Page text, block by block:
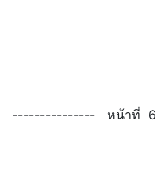
--------------- หน้าที่ 6